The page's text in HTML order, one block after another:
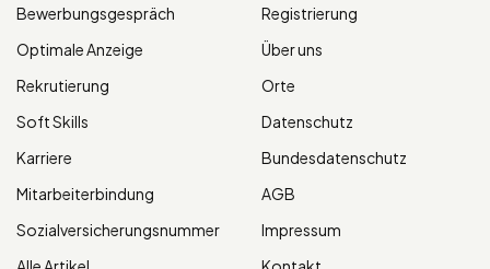
Bewerbungsgespräch
Optimale Anzeige
Rekrutierung
Soft Skills
Karriere
Mitarbeiterbindung
Sozialversicherungsnummer
Registrierung
Über uns
Orte
Datenschutz
Bundesdatenschutz
AGB
Impressum